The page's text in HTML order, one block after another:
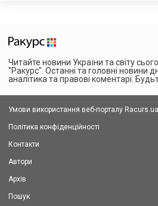
Читайте новини України та світу
"Ракурс". Останні та головні новини
аналітика та правові коментарі.
Умови використання веб-порталу Racurs.ua
Політика конфіденційності
Контакти
Автори
Архів
Пошук